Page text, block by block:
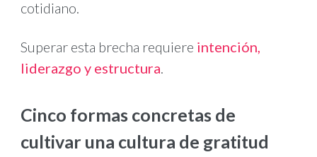
cotidiano.
Superar esta brecha requiere intención,
liderazgo y estructura.
Cinco formas concretas de
cultivar una cultura de gratitud